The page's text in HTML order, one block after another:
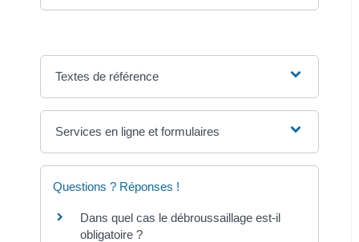
Textes de référence
Services en ligne et formulaires
Questions ? Réponses !
Dans quel cas le débroussaillage est-il
obligatoire ?